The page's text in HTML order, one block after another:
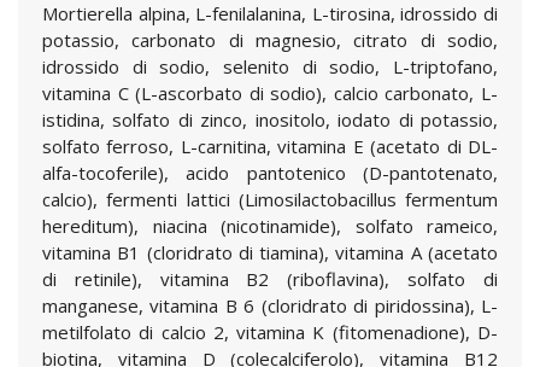
Mortierella alpina, L-fenilalanina, L-tirosina, idrossido di
potassio, carbonato di magnesio, citrato di sodio,
idrossido di sodio, selenito di sodio, L-triptofano,
vitamina C (L-ascorbato di sodio), calcio carbonato, L-
istidina, solfato di zinco, inositolo, iodato di potassio,
solfato ferroso, L-carnitina, vitamina E (acetato di DL-
alfa-tocoferile), acido pantotenico (D-pantotenato,
calcio), fermenti lattici (Limosilactobacillus fermentum
hereditum), niacina (nicotinamide), solfato rameico,
vitamina B1 (cloridrato di tiamina), vitamina A (acetato
di retinile), vitamina B2 (riboflavina), solfato di
manganese, vitamina B 6 (cloridrato di piridossina), L-
metilfolato di calcio 2, vitamina K (fitomenadione), D-
biotina, vitamina D (colecalciferolo), vitamina B12